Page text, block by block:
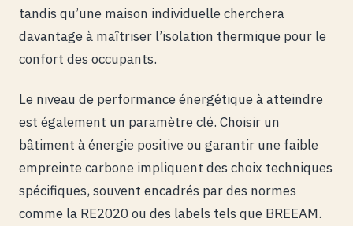
tandis qu’une maison individuelle cherchera
davantage à maîtriser l’isolation thermique pour le
confort des occupants.
Le niveau de performance énergétique à atteindre
est également un paramètre clé. Choisir un
bâtiment à énergie positive ou garantir une faible
empreinte carbone impliquent des choix techniques
spécifiques, souvent encadrés par des normes
comme la RE2020 ou des labels tels que BREEAM.